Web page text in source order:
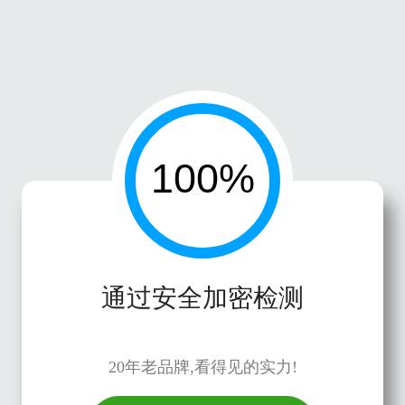
通过安全加密检测
20年老品牌,看得见的实力!